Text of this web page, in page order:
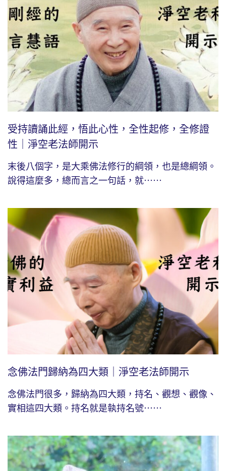
受持讀誦此經，悟此心性，全性起修，全修證
性｜淨空老法師開示
末後八個字，是大乘佛法修行的綱領，也是總綱領。
說得這麼多，總而言之一句話，就⋯⋯
念佛法門歸納為四大類｜淨空老法師開示
念佛法門很多，歸納為四大類，持名、觀想、觀像、
實相這四大類。持名就是執持名號⋯⋯